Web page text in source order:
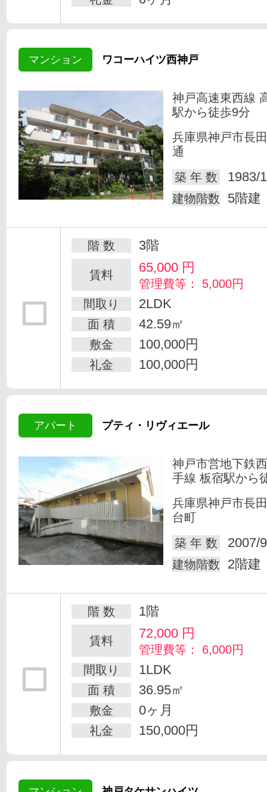
マンション ワコーハイツ西神戸
神戸高速東西線
駅から徒歩9分
兵庫県神戸市長
通
築 年 数
1983/
建物階数 5階建
階 数 3階
賃料 65,000 円
管理費等： 5,000円
間取り
2LDK
面 積 42.59㎡
敷金 100,000円
礼金 100,000円
アパート プティ・リヴィエール
神戸市営地下鉄
手線 板宿駅から
兵庫県神戸市長
台町
築 年 数
2007/
建物階数 2階建
階 数 1階
賃料 72,000 円
管理費等： 6,000円
間取り
1LDK
面 積 36.95㎡
敷金 0ヶ月
礼金 150,000円